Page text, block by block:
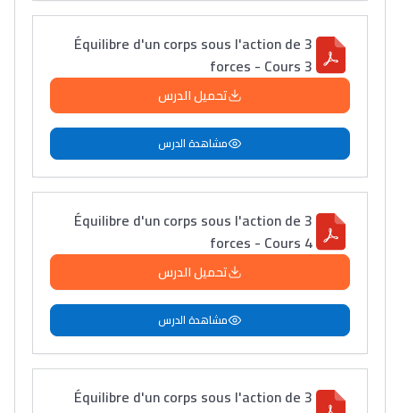
باش تقدر تساعد الناس
يلقاو التوازن من الدّاخل
ومن الخارج، بشرى
أمسكين بنات مسارها
خطوة بخطوة - مترجم
القراية و الخدمة فمجال
تقويم البصر مع المختصّة
مريم الزواكي
مسار عبد العزيز فتيشي،
المبدع فمجال الديكور و
النحت اللي كيحلم يحيي
أكادير أوفلا
سقطت فالباك و سنة
2011 بدّلاتني بزّاف، مسار
إلياس أريدال، إطار
فمنظّمة دولية
Équilibre d'un corps sous l'action de 3
forces - Cours 3
تحميل الدرس
مشاهدة الدرس
Équilibre d'un corps sous l'action de 3
forces - Cours 4
تحميل الدرس
مشاهدة الدرس
Équilibre d'un corps sous l'action de 3